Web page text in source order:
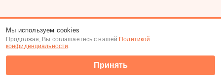
Мы используем cookies
Продолжая, Вы соглашаетесь с нашей Политикой
конфиденциальности.
Принять